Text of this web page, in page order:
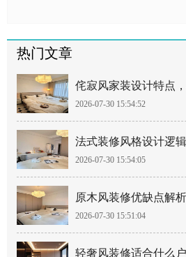
热门文章
侘寂风家装设计特点
南
2026-07-30 15:54:52
法式装修风格设计逻
法式风
2026-07-30 15:54:05
原木风装修优缺点解
间
2026-07-30 15:51:04
轻奢风装修适合什么